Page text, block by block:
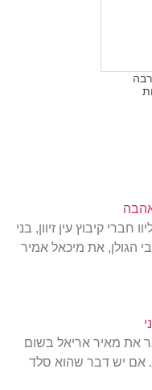
חברי קיבוץ עין זיוון, בני
הגולן, את מיכאל אמיר
את מאיר אריאל בשום
אם יש דבר שהוא סלד